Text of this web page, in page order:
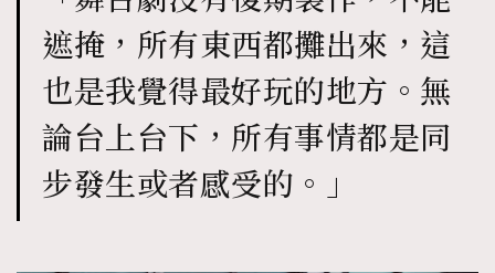
遮掩，所有東西都攤出來，這
也是我覺得最好玩的地方。無
論台上台下，所有事情都是同
步發生或者感受的。」